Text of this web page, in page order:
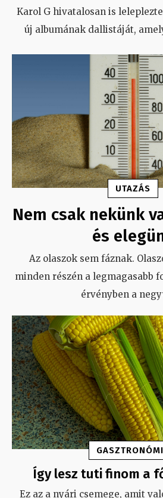
Karol G hivatalosan is
új albumának dallistáját,
UTAZÁS
Nem csak nekünk
és
Az olaszok sem fáznak.
minden részén a legmagasabb
érvényben a
Így lesz tuti finom a
Ez az a nyári csemege, amit